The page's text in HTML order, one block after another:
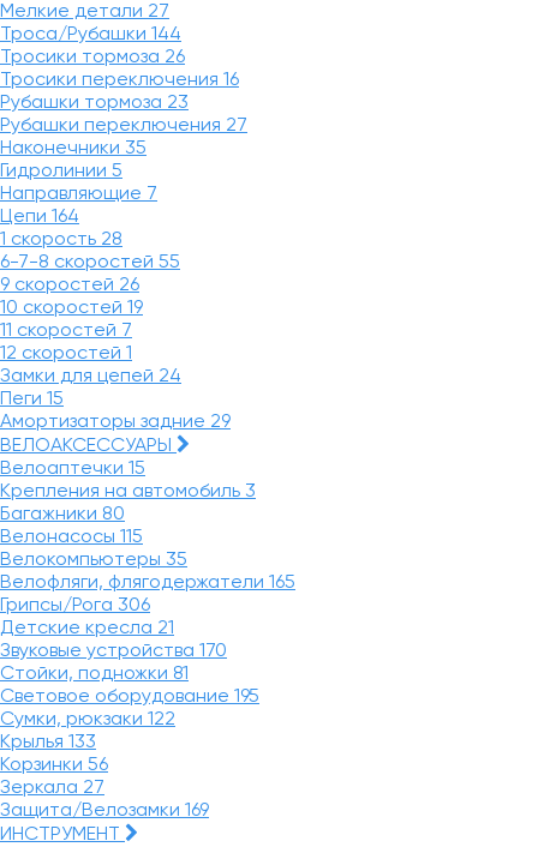
Мелкие детали 27
Троса/Рубашки 144
Тросики тормоза 26
Тросики переключения 16
Рубашки тормоза 23
Рубашки переключения 27
Наконечники 35
Гидролинии 5
Направляющие 7
Цепи 164
1 скорость 28
6-7-8 скоростей 55
9 скоростей 26
10 скоростей 19
11 скоростей 7
12 скоростей 1
Замки для цепей 24
Пеги 15
Амортизаторы задние 29
ВЕЛОАКСЕССУАРЫ
Велоаптечки 15
Крепления на автомобиль 3
Багажники 80
Велонасосы 115
Велокомпьютеры 35
Велофляги, флягодержатели 165
Грипсы/Рога 306
Детские кресла 21
Звуковые устройства 170
Стойки, подножки 81
Световое оборудование 195
Сумки, рюкзаки 122
Крылья 133
Корзинки 56
Зеркала 27
Защита/Велозамки 169
ИНСТРУМЕНТ